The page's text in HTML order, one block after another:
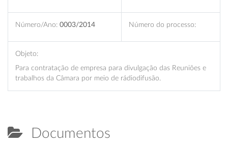
Número/Ano: 0003/2014 Número do processo:
Objeto:
Para contratação de empresa para divulgação das Reuniões e
trabalhos da Câmara por meio de rádiodifusão.
Documentos